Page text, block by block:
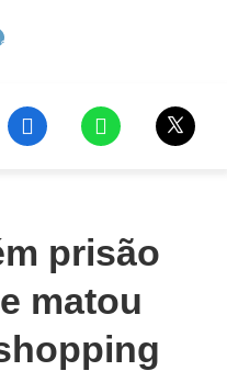
prisão
matou